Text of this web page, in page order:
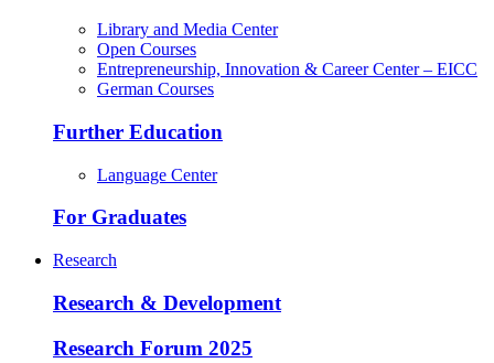
Library and Media Center
Open Courses
Entrepreneurship, Innovation & Career Center – EICC
German Courses
Further Education
Language Center
For Graduates
Research
Research & Development
Research Forum 2025